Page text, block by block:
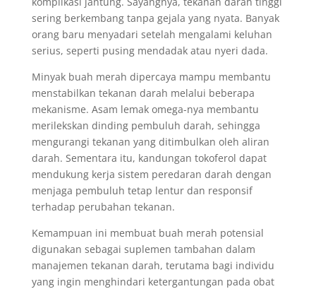
sering berkembang tanpa gejala yang nyata. Banyak
orang baru menyadari setelah mengalami keluhan
serius, seperti pusing mendadak atau nyeri dada.
Minyak buah merah dipercaya mampu membantu
menstabilkan tekanan darah melalui beberapa
mekanisme. Asam lemak omega-nya membantu
merilekskan dinding pembuluh darah, sehingga
mengurangi tekanan yang ditimbulkan oleh aliran
darah. Sementara itu, kandungan tokoferol dapat
mendukung kerja sistem peredaran darah dengan
menjaga pembuluh tetap lentur dan responsif
terhadap perubahan tekanan.
Kemampuan ini membuat buah merah potensial
digunakan sebagai suplemen tambahan dalam
manajemen tekanan darah, terutama bagi individu
yang ingin menghindari ketergantungan pada obat